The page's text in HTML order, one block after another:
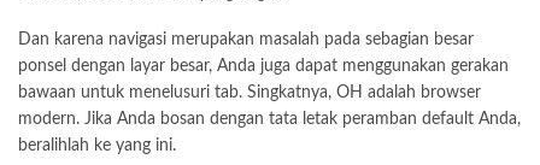
Dan karena navigasi merupakan masalah pada sebagian besar
ponsel dengan layar besar, Anda juga dapat menggunakan gerakan
bawaan untuk menelusuri tab. Singkatnya, OH adalah browser
modern. Jika Anda bosan dengan tata letak peramban default Anda,
beralihlah ke yang ini.